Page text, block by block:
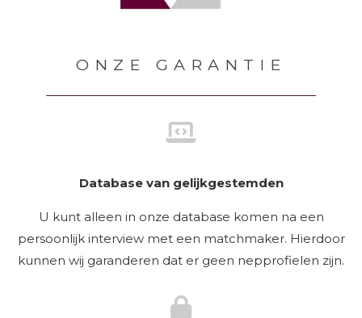
ONZE GARANTIE
Database van gelijkgestemden
U kunt alleen in onze database komen na een
persoonlijk interview met een matchmaker. Hierdoor
kunnen wij garanderen dat er geen nepprofielen zijn.